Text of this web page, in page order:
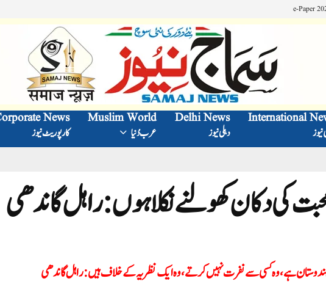
e-Paper
International
نیوز
Delhi News
دہلی نیوز
Muslim World
عرب دُنیا
News
کارپوریٹ نیوز
کی دکان کھولنے نکلا ہوں: راہل گاندھی
ہندوستان ہے، وہ کسی سے نفرت نہیں کرتے ، وہ ایک نظریہ کے خلاف ہیں: راہل گاندھی